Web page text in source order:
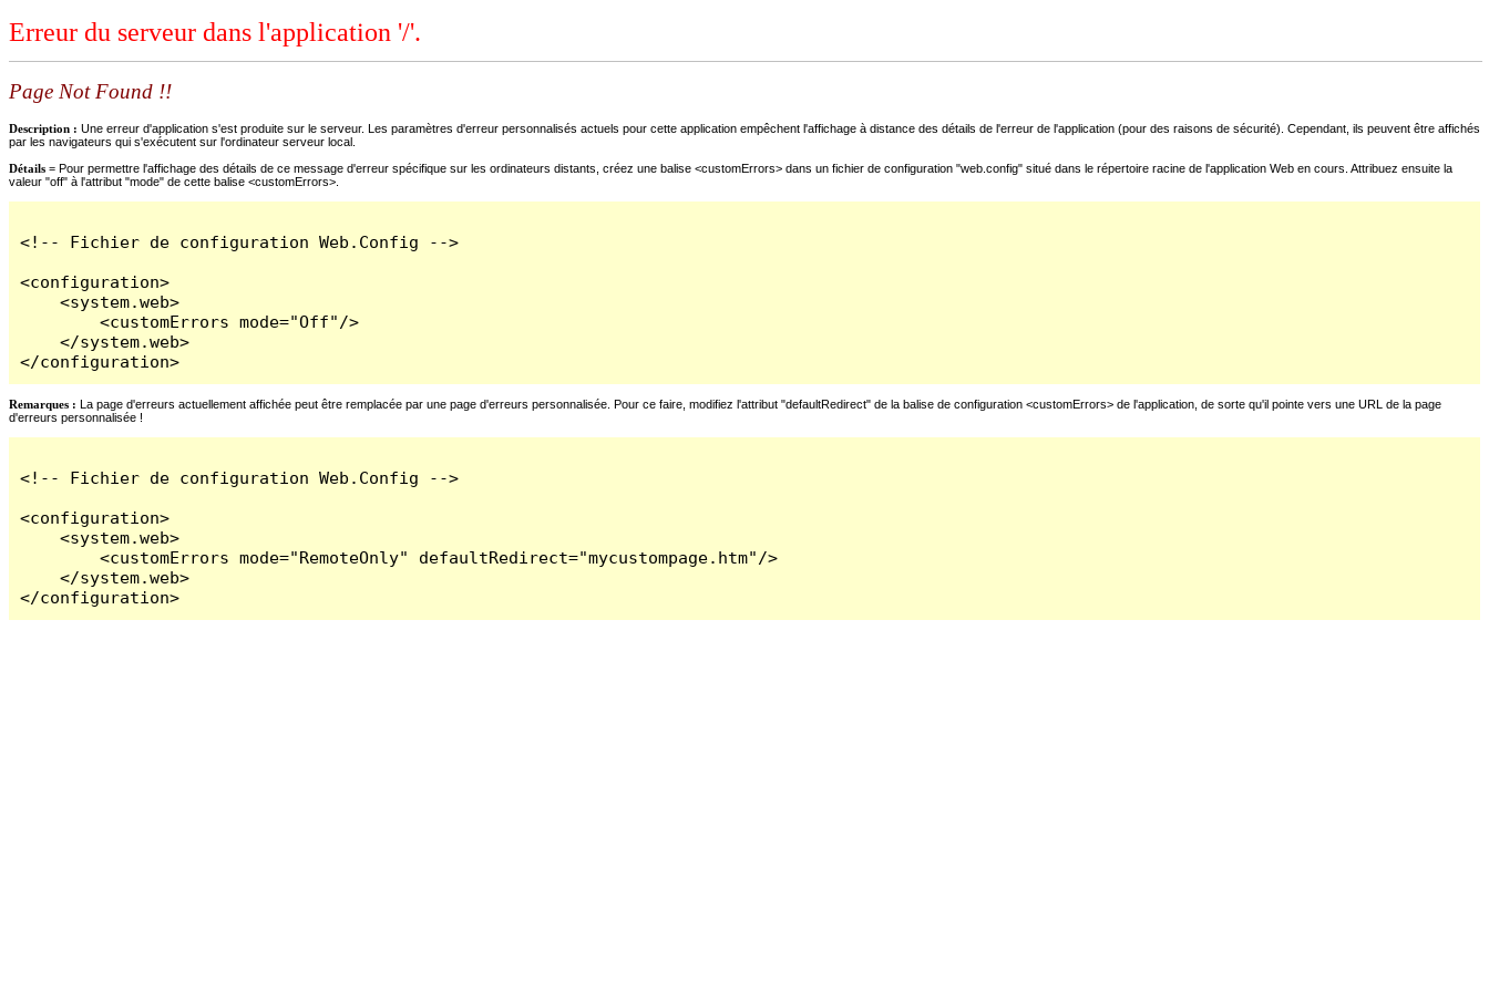
Erreur du serveur dans l'application '/'.
Page Not Found !!
Description : Une erreur d'application s'est produite sur le serveur. Les paramètres d'erreur personnalisés actuels pour cette application empêchent l'affichage à distance des détails de l'erreur de l'application (pour des raisons de sécurité). Cependant, ils peuvent être affichés
par les navigateurs qui s'exécutent sur l'ordinateur serveur local.
Détails = Pour permettre l'affichage des détails de ce message d'erreur spécifique sur les ordinateurs distants, créez une balise <customErrors> dans un fichier de configuration "web.config" situé dans le répertoire racine de l'application Web en cours. Attribuez ensuite la
valeur "off" à l'attribut "mode" de cette balise <customErrors>.
<!-- Fichier de configuration Web.Config -->
<configuration>
    <system.web>
        <customErrors mode="Off"/>
    </system.web>
</configuration>
Remarques : La page d'erreurs actuellement affichée peut être remplacée par une page d'erreurs personnalisée. Pour ce faire, modifiez l'attribut "defaultRedirect" de la balise de configuration <customErrors> de l'application, de sorte qu'il pointe vers une URL de la page
d'erreurs personnalisée !
<!-- Fichier de configuration Web.Config -->
<configuration>
    <system.web>
        <customErrors mode="RemoteOnly" defaultRedirect="mycustompage.htm"/>
    </system.web>
</configuration>